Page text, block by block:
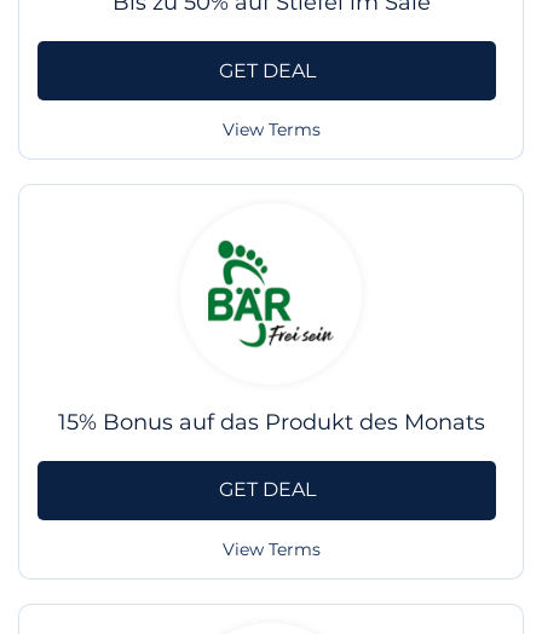
GET DEAL
View Terms
15% Bonus auf das Produkt des Monats
GET DEAL
View Terms